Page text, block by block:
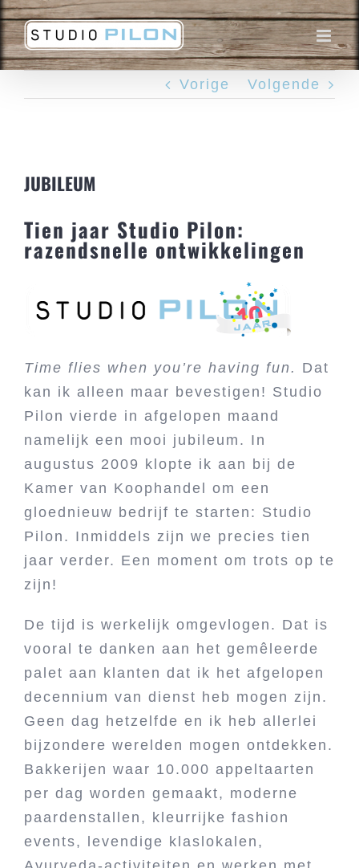
Ga
naar
inhoud
Vorige
Volgende
JUBILEUM
Tien jaar Studio Pilon:
razendsnelle ontwikkelingen
Time flies when you’re having fun. Dat
kan ik alleen maar bevestigen! Studio
Pilon vierde in afgelopen maand
namelijk een mooi jubileum. In
augustus 2009 klopte ik aan bij de
Kamer van Koophandel om een
gloednieuw bedrijf te starten: Studio
Pilon. Inmiddels zijn we precies tien
jaar verder. Een moment om trots op te
zijn!
De tijd is werkelijk omgevlogen. Dat is
vooral te danken aan het gemêleerde
palet aan klanten dat ik het afgelopen
decennium van dienst heb mogen zijn.
Geen dag hetzelfde en ik heb allerlei
bijzondere werelden mogen ontdekken.
Bakkerijen waar 10.000 appeltaarten
per dag worden gemaakt, moderne
paardenstallen, kleurrijke fashion
events, levendige klaslokalen,